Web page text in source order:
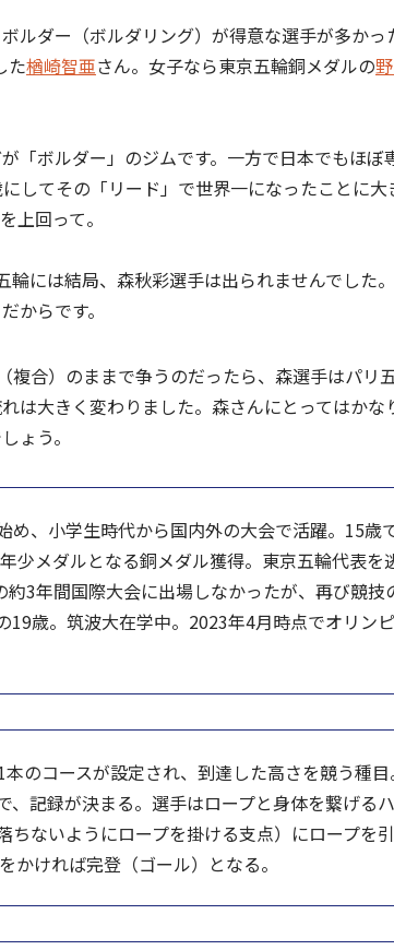
ルダー（ボルダリング）が得意な選手が多かっ
た楢崎智亜さん。女子なら東京五輪銅メダルの
「ボルダー」のジムです。一方で日本でもほぼ
してその「リード」で世界一になったことに大
上回って。
には結局、森秋彩選手は出られませんでした
からです。
合）のままで争うのだったら、森選手はパリ
は大きく変わりました。森さんにとってはかな
ょう。
め、小学生時代から国内外の大会で活躍。15歳
少メダルとなる銅メダル獲得。東京五輪代表を
3年間国際大会に出場しなかったが、再び競技
歳。筑波大在学中。2023年4月時点でオリン
のコースが設定され、到達した高さを競う種
記録が決まる。選手はロープと身体を繋げる
ないようにロープを掛ける支点）にロープを
かければ完登（ゴール）となる。